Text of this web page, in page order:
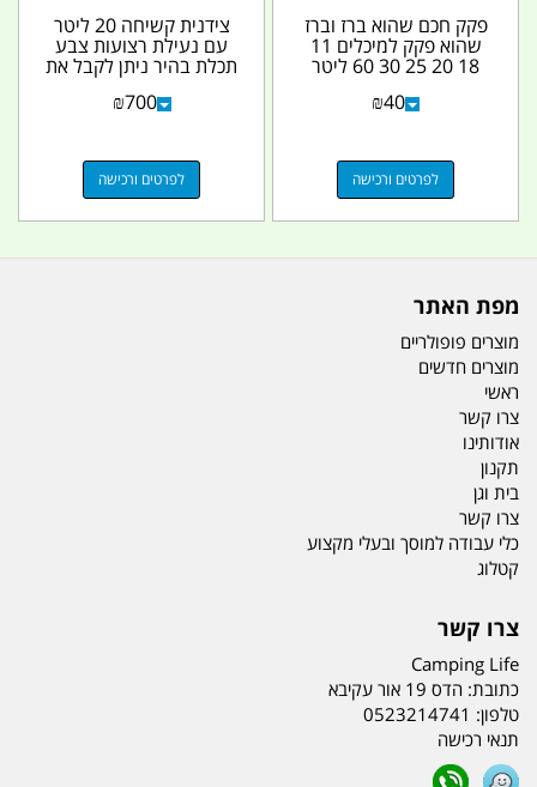
פקק חכם שהוא ברז וברז
שהוא פקק למיכלים 11
18 20 25 30 60 ליטר
₪40
לפרטים ורכישה
צידנית קשיחה 20 ליטר
עם נעילת רצועות צבע
תכלת בהיר ניתן לקבל את
הצידנית עם תאורה...
₪700
לפרטים ורכישה
מפת האתר
מוצרים פופולריים
מוצרים חדשים
ראשי
צרו קשר
אודותינו
תקנון
בית וגן
צרו קשר
כלי עבודה למוסך ובעלי מקצוע
קטלוג
צרו קשר
Camping Life
כתובת: הדס 19 אור עקיבא
טלפון: 0523214741
תנאי רכישה